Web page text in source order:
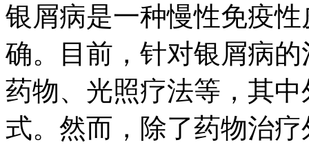
银屑病是一种慢性免疫
确。目前，针对银屑病
药物、光照疗法等，其
式。然而，除了药物治